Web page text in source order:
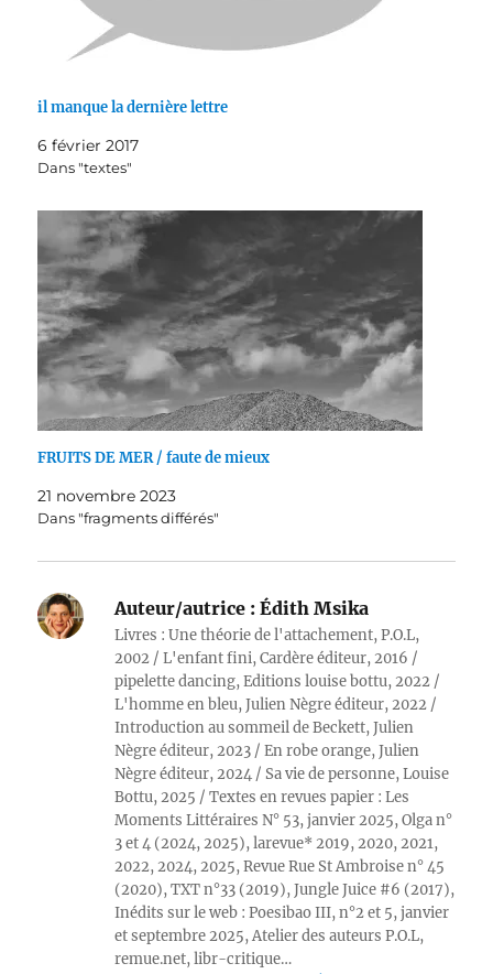
il manque la dernière lettre
6 février 2017
Dans "textes"
FRUITS DE MER / faute de mieux
21 novembre 2023
Dans "fragments différés"
Auteur/autrice : Édith Msika
Livres : Une théorie de l'attachement, P.O.L,
2002 / L'enfant fini, Cardère éditeur, 2016 /
pipelette dancing, Editions louise bottu, 2022 /
L'homme en bleu, Julien Nègre éditeur, 2022 /
Introduction au sommeil de Beckett, Julien
Nègre éditeur, 2023 / En robe orange, Julien
Nègre éditeur, 2024 / Sa vie de personne, Louise
Bottu, 2025 / Textes en revues papier : Les
Moments Littéraires N° 53, janvier 2025, Olga n°
3 et 4 (2024, 2025), larevue* 2019, 2020, 2021,
2022, 2024, 2025, Revue Rue St Ambroise n° 45
(2020), TXT n°33 (2019), Jungle Juice #6 (2017),
Inédits sur le web : Poesibao III, n°2 et 5, janvier
et septembre 2025, Atelier des auteurs P.O.L,
remue.net, libr-critique…